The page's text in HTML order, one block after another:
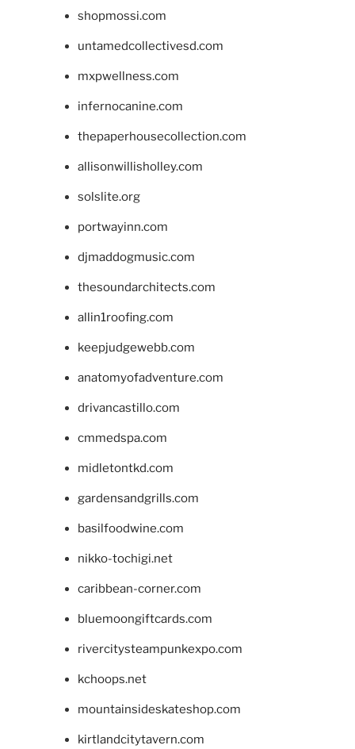
shopmossi.com
untamedcollectivesd.com
mxpwellness.com
infernocanine.com
thepaperhousecollection.com
allisonwillisholley.com
solslite.org
portwayinn.com
djmaddogmusic.com
thesoundarchitects.com
allin1roofing.com
keepjudgewebb.com
anatomyofadventure.com
drivancastillo.com
cmmedspa.com
midletontkd.com
gardensandgrills.com
basilfoodwine.com
nikko-tochigi.net
caribbean-corner.com
bluemoongiftcards.com
rivercitysteampunkexpo.com
kchoops.net
mountainsideskateshop.com
kirtlandcitytavern.com